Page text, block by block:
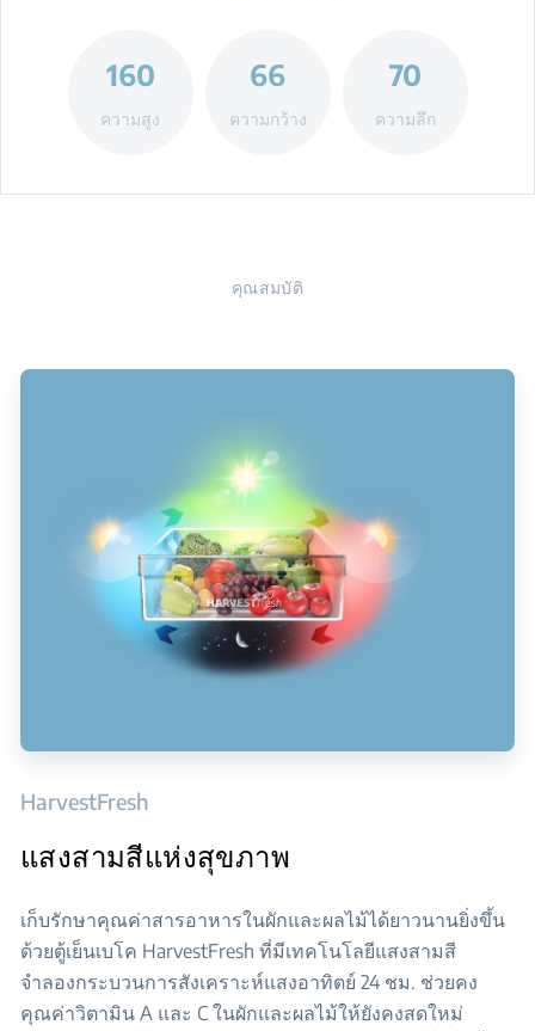
160
ความสูง
66
ความกว้าง
70
ความลึก
คุณสมบัติ
HarvestFresh
แสงสามสีแห่งสุขภาพ
เก็บรักษาคุณค่าสารอาหารในผักและผลไม้ได้ยาวนานยิ่งขึ้น
ด้วยตู้เย็นเบโค HarvestFresh ที่มีเทคโนโลยีแสงสามสี
จำลองกระบวนการสังเคราะห์แสงอาทิตย์ 24 ชม. ช่วยคง
คุณค่าวิตามิน A และ C ในผักและผลไม้ให้ยังคงสดใหม่